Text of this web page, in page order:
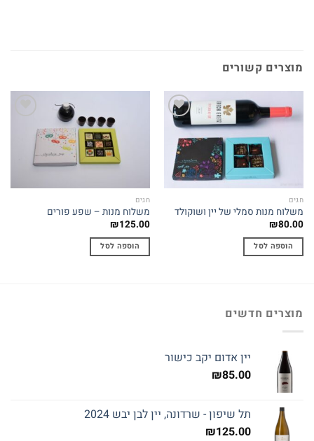
מוצרים קשורים
Add to
wishlist
חגים
משלוח מנות סמלי של יין ושוקולד
₪80.00
הוספה לסל
חגים
משלוח מנות – שפע פורים
₪125.00
הוספה לסל
מוצרים חדשים
יין אדום יקב כישור
₪85.00
תל שיפון - שרדונה, יין לבן יבש 2024
₪125.00